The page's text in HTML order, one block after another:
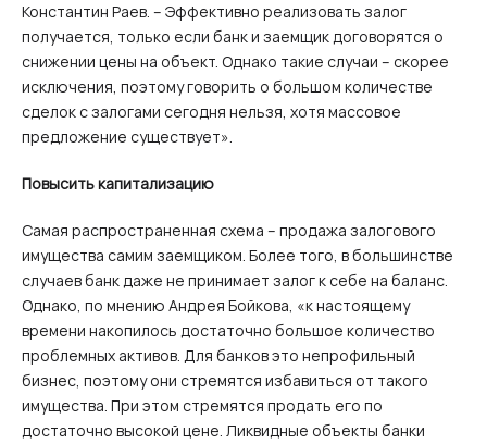
Константин Раев. – Эффективно реализовать залог
получается, только если банк и заемщик договорятся о
снижении цены на объект. Однако такие случаи – скорее
исключения, поэтому говорить о большом количестве
сделок с залогами сегодня нельзя, хотя массовое
предложение существует».
Повысить капитализацию
Самая распространенная схема – продажа залогового
имущества самим заемщиком. Более того, в большинстве
случаев банк даже не принимает залог к себе на баланс.
Однако, по мнению Андрея Бойкова, «к настоящему
времени накопилось достаточно большое количество
проблемных активов. Для банков это непрофильный
бизнес, поэтому они стремятся избавиться от такого
имущества. При этом стремятся продать его по
достаточно высокой цене. Ликвидные объекты банки